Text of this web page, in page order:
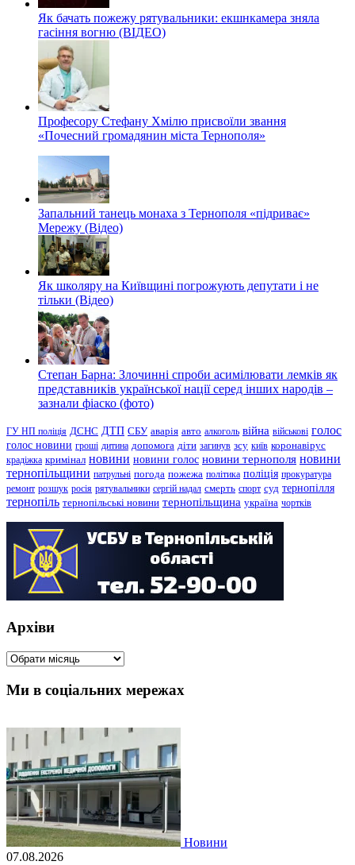
Як бачать пожежу рятувальники: екшнкамера зняла
гасіння вогню (ВІДЕО)
Професору Стефану Хмілю присвоїли звання
«Почесний громадянин міста Тернополя»
Запальний танець монаха з Тернополя «підриває»
Мережу (Відео)
Як школяру на Київщині погрожують депутати і не
тільки (Відео)
Степан Барна: Злочинні спроби асимілювати лемків як
представників української нації серед інших народів –
зазнали фіаско (фото)
ГУ НП поліція ДСНС ДТП СБУ аварія авто алкоголь війна військові голос
голос новини гроші дитина допомога діти загинув зсу київ коронавірус
крадіжка кримінал новини новини голос новини тернополя новини
тернопільщини патрульні погода пожежа політика поліція прокуратура
ремонт розшук росія рятувальники сергій надал смерть спорт суд тернопілля
тернопіль тернопільські новини тернопільщина україна чортків
Архіви
Архіви
Ми в соціальних мережах
Новини
07.08.2026